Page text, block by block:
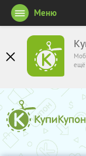
ещё
Меню